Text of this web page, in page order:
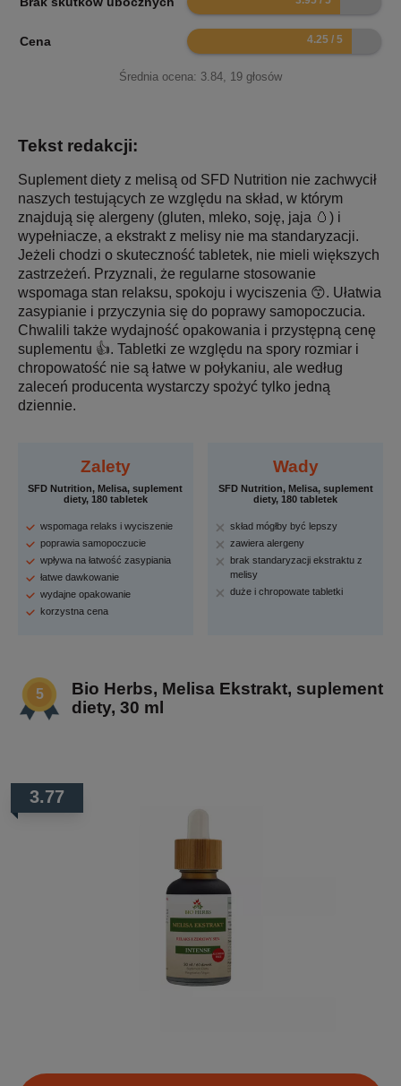
Cena 8.5
Średnia ocena: 3.84 19 głosów
Tekst redakcji:
Suplement diety z melisą od SFD Nutrition nie zachwycił
naszych testujących ze względu na skład, w którym
znajdują się alergeny (gluten, mleko, soję, jaja 🥚) i
wypełniacze, a ekstrakt z melisy nie ma standaryzacji.
Jeżeli chodzi o skuteczność tabletek, nie mieli większych
zastrzeżeń. Przyznali, że regularne stosowanie
wspomaga stan relaksu, spokoju i wyciszenia 😙. Ułatwia
zasypianie i przyczynia się do poprawy samopoczucia.
Chwalili także wydajność opakowania i przystępną cenę
suplementu 👍. Tabletki ze względu na spory rozmiar i
chropowatość nie są łatwe w połykaniu, ale według
zaleceń producenta wystarczy spożyć tylko jedną
dziennie.
Zalety
SFD Nutrition, Melisa, suplement
diety, 180 tabletek
wspomaga relaks i wyciszenie
poprawia samopoczucie
wpływa na łatwość zasypiania
łatwe dawkowanie
wydajne opakowanie
korzystna cena
Wady
SFD Nutrition, Melisa, suplement
diety, 180 tabletek
skład mógłby być lepszy
zawiera alergeny
brak standaryzacji ekstraktu z
melisy
duże i chropowate tabletki
Bio Herbs, Melisa Ekstrakt, suplement
diety, 30 ml
3.77